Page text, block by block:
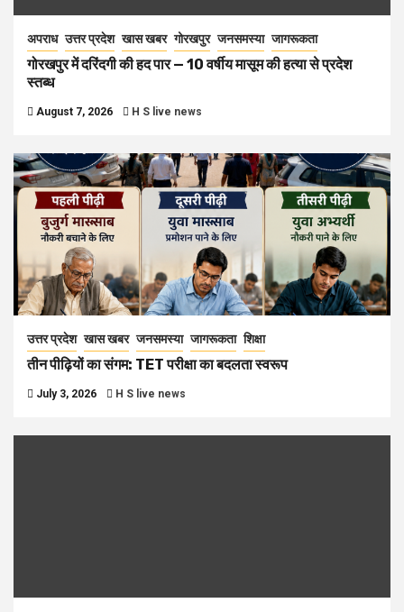
अपराध उत्तर प्रदेश खास खबर गोरखपुर जनसमस्या जागरूकता
गोरखपुर में दरिंदगी की हद पार — 10 वर्षीय मासूम की हत्या से प्रदेश
स्तब्ध
August 7, 2026 H S live news
उत्तर प्रदेश खास खबर जनसमस्या जागरूकता शिक्षा
तीन पीढ़ियों का संगम: TET परीक्षा का बदलता स्वरूप
July 3, 2026 H S live news